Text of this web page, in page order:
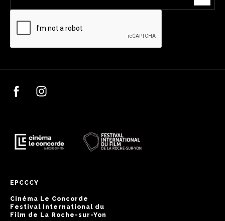
EPCCCY
Cinéma Le Concorde
Festival International du
Film de La Roche-sur-Yon